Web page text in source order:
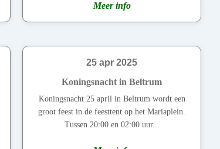
Meer info
25 apr 2025
Koningsnacht in Beltrum
Koningsnacht 25 april in Beltrum wordt een
groot feest in de feesttent op het Mariaplein.
Tussen 20:00 en 02:00 uur...